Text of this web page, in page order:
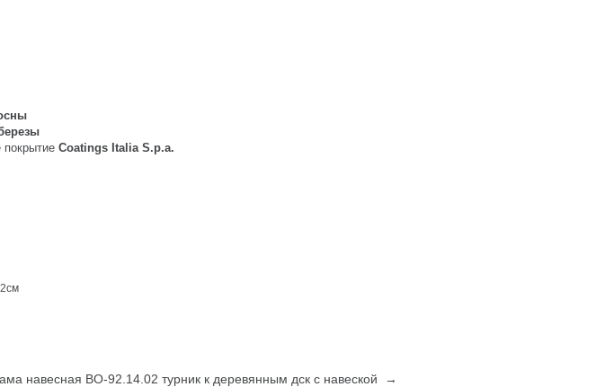
покрытиеCoatings Italia S.p.a.
навесная ВО-92.14.02 турник к деревянным дск с навеской →